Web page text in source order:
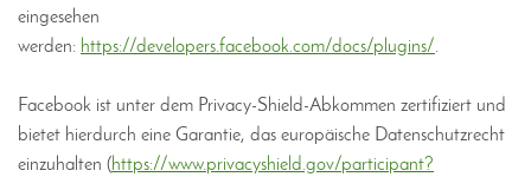
eingesehen
werden: https://developers.facebook.com/docs/plugins/.
Facebook ist unter dem Privacy-Shield-Abkommen zertifiziert und
bietet hierdurch eine Garantie, das europäische Datenschutzrecht
einzuhalten (https://www.privacyshield.gov/participant?